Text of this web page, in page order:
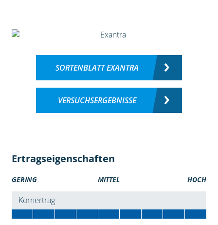
SORTENBLATT EXANTRA
VERSUCHSERGEBNISSE
Ertragseigenschaften
GERING MITTEL HOCH
Kornertrag